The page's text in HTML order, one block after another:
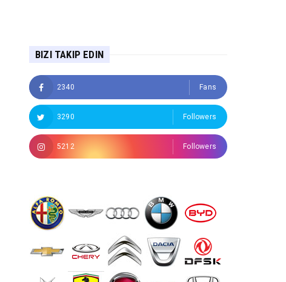
BIZI TAKIP EDIN
2340 Fans
3290 Followers
5212 Followers